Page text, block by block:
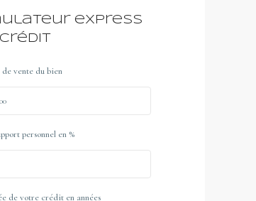
express
vente du bien
personnel en %
de votre crédit en années